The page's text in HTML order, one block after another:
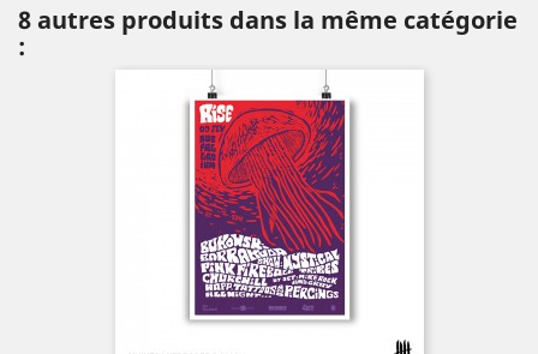
8 autres produits dans la même catégorie
: